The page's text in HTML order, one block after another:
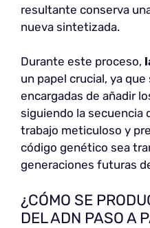
resultante conserva
nueva sintetizada.
Durante este proceso,
un papel crucial, ya
encargadas de añadir
siguiendo la secuencia
trabajo meticuloso y
código genético sea
generaciones futuras
¿CÓMO SE
DEL ADN PASO A